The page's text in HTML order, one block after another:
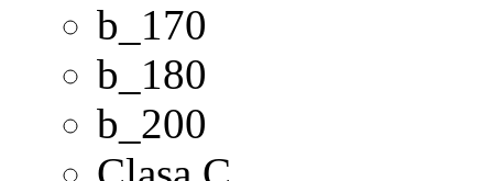
b_170
b_180
b_200